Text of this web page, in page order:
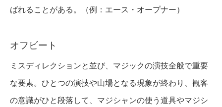
ばれることがある。（例：エース・オープナー）
オフビート
ミスディレクションと並び、マジックの演技全般で重要
な要素。ひとつの演技や山場となる現象が終わり、観客
の意識がひと段落して、マジシャンの使う道具やマジシ